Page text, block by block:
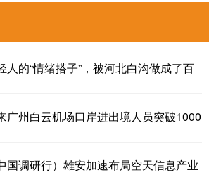
人的“情绪搭子”，被河北白沟做成了百
广州白云机场口岸进出境人员突破1000
国调研行）雄安加速布局空天信息产业